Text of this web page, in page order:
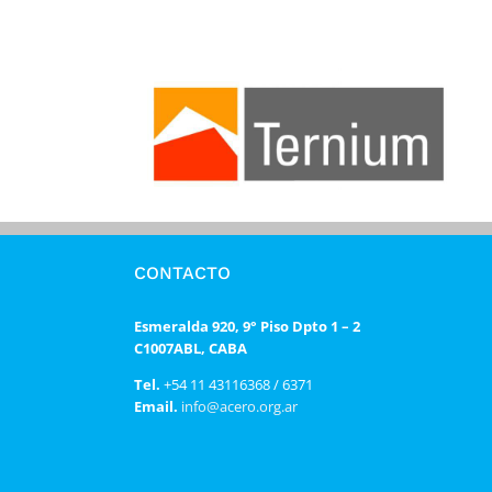
CONTACTO
Esmeralda 920, 9° Piso Dpto 1 – 2
C1007ABL, CABA
Tel. +54 11 43116368 / 6371
Email. info@acero.org.ar